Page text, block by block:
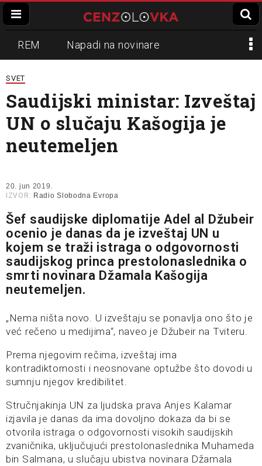
REM Napadi na novinare
Zvučni top
Propaganda Lokalni mediji
Informer Slavko Ćuruvija
SVET
Saudijski ministar: Izveštaj
UN o slučaju Kašogija je
neutemeljen
20. jun 2019.
IZVOR: Radio Slobodna Evropa
Šef saudijske diplomatije Adel al Džubeir
ocenio je danas da je izveštaj UN u
kojem se traži istraga o odgovornosti
saudijskog princa prestolonaslednika o
smrti novinara Džamala Kašogija
neutemeljen.
„Nema ništa novo. U izveštaju se ponavlja ono što je
već rečeno u medijima“, naveo je Džubeir na Tviteru.
Prema njegovim rečima, izveštaj ima
kontradiktornosti i neosnovane optužbe što dovodi u
sumnju njegov kredibilitet.
Stručnjakinja UN za ljudska prava Anjes Kalamar
izjavila je danas da ima dovoljno dokaza da bi se
otvorila istraga o odgovornosti visokih saudijskih
zvaničnika, uključujući prestolonaslednika Muhameda
bin Salmana, u slučaju ubistva novinara Džamala